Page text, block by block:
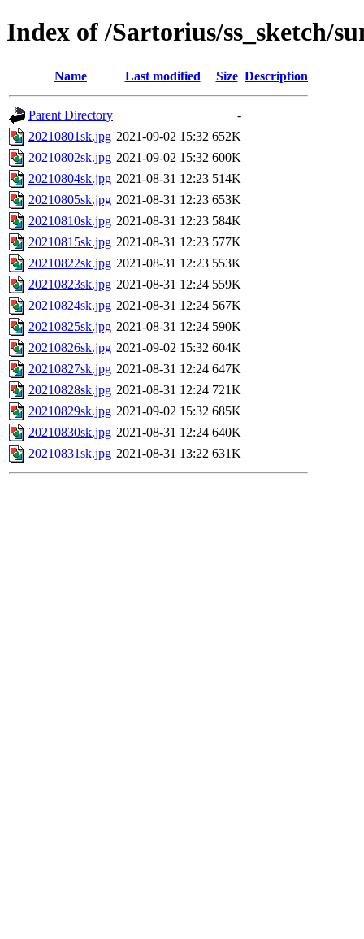
Index of /Sartorius/ss_sketch/
Name Last modified Size Description
Parent Directory
-
20210801sk.jpg 2021-09-02 15:32 652K
20210802sk.jpg 2021-09-02 15:32 600K
20210804sk.jpg 2021-08-31 12:23 514K
20210805sk.jpg 2021-08-31 12:23 653K
20210810sk.jpg 2021-08-31 12:23 584K
20210815sk.jpg 2021-08-31 12:23 577K
20210822sk.jpg 2021-08-31 12:23 553K
20210823sk.jpg 2021-08-31 12:24 559K
20210824sk.jpg 2021-08-31 12:24 567K
20210825sk.jpg 2021-08-31 12:24 590K
20210826sk.jpg 2021-09-02 15:32 604K
20210827sk.jpg 2021-08-31 12:24 647K
20210828sk.jpg 2021-08-31 12:24 721K
20210829sk.jpg 2021-09-02 15:32 685K
20210830sk.jpg 2021-08-31 12:24 640K
20210831sk.jpg 2021-08-31 13:22 631K